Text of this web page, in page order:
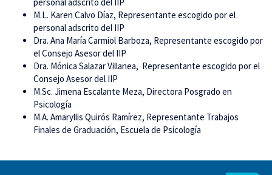
M.L. Karen Calvo Díaz, Representante escogido por el
personal adscrito del IIP
Dra. Ana María Carmiol Barboza, Representante escogido por
el Consejo Asesor del IIP
Dra. Mónica Salazar Villanea, Representante escogido por el
Consejo Asesor del IIP
M.Sc. Jimena Escalante Meza, Directora Posgrado en
Psicología
M.A. Amaryllis Quirós Ramírez, Representante Trabajos
Finales de Graduación, Escuela de Psicología